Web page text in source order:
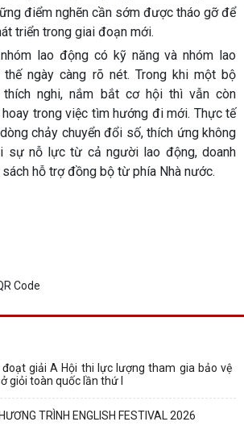
điểm nghẽn cần sớm được tháo gỡ để
triển trong giai đoạn mới.
lao động có kỹ năng và nhóm lao
ngày càng rõ nét. Trong khi một bộ
thích nghi, nắm bắt cơ hội thì vẫn còn
trong việc tìm hướng đi mới. Thực tế
chảy chuyển đổi số, thích ứng không
sự nỗ lực từ cả người lao động, doanh
hỗ trợ đồng bộ từ phía Nhà nước.
giải A Hội thi lực lượng tham gia bảo vệ
giỏi toàn quốc lần thứ I
TRÌNH ENGLISH FESTIVAL 2026